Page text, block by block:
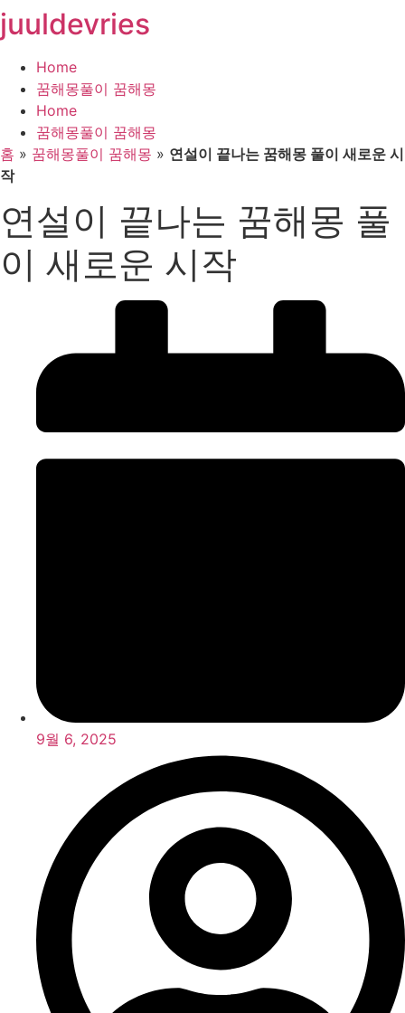
콘
텐
뛰
기
juuldevries
Home
꿈해몽풀이 꿈해몽
Home
꿈해몽풀이 꿈해몽
홈 » 꿈해몽풀이 꿈해몽 » 연설이 끝나는 꿈해몽 풀이 새로운 시
작
연설이 끝나는 꿈해몽 풀
이 새로운 시작
9월 6, 2025